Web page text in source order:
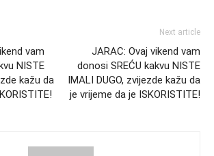
vam
NISTE
kažu da
Next article
JARAC: Ovaj vikend vam
donosi SREĆU kakvu NISTE
IMALI DUGO, zvijezde kažu da
je vrijeme da je ISKORISTITE!